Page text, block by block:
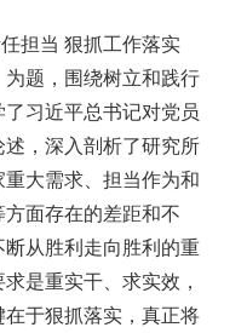
担当 狠抓工作落实
题，围绕树立和践行
习近平总书记对党员
，深入剖析了研究所
大需求、担当作为和
面存在的差距和不
从胜利走向胜利的重
是重实干、求实效，
于狠抓落实，真正将